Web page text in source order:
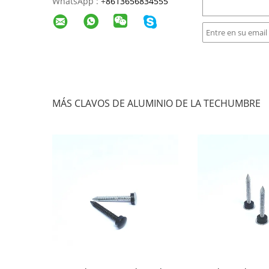
MÁS CLAVOS DE ALUMINIO DE LA TECHUMBRE